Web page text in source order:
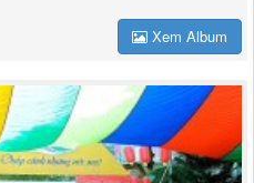
Xem Album